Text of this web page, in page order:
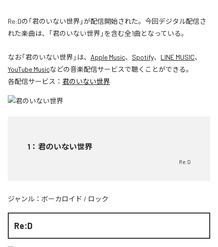
Re:Dの「君のいない世界」が配信開始された。今回デジタル配信さ
れた楽曲は、「君のいない世界」を含む全1曲となっている。
なお「君のいない世界」は、 Apple Music、 Spotify、 LINE MUSIC、
YouTube Musicなどの音楽配信サービスで聴くことができる。
各配信サービス： 君のいない世界
1 ： 君のいない世界
Re:D
ジャンル： ボーカロイド / ロック
Re:D